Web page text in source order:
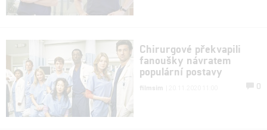
Chirurgové překvapili
fanoušky návratem
populární postavy
filmsim 0